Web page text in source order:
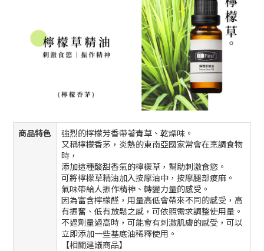
商品特色
強烈的檸檬芳香帶著青草、乾燥味。
又稱檸檬香茅，炎熱的東南亞國家常會在烹調食物
時，
添加這種酸甜香氣的檸檬草，幫助刺激食慾。
可將檸檬草精油加入按摩油中，按摩腿部痠麻。
氣味帶給人振作精神、轉變力量的感受。
因為富含檸檬醛，用量高低會帶來不同的感受，高
有振奮、低有放鬆之感，可依照需求調整使用量。
不過劑量過高時，可能會有刺激肌膚的感受，可以
立即添加一些基底油稀釋使用。
【相關建議商品】